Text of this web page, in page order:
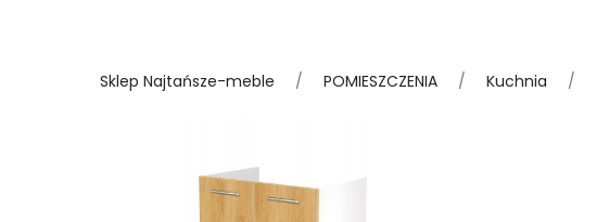
Sklep Najtańsze-meble POMIESZCZENIA Kuchnia